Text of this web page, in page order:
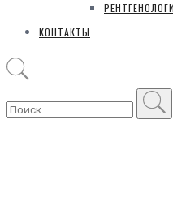
РЕНТГЕНОЛОГИ
КОНТАКТЫ